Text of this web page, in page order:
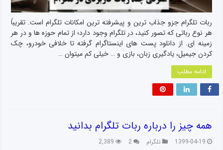
ربات تلگرام جزو جذاب ترین و پیشرفته ترین امکانات تلگرام است. تقریباً
هر نوع رباتی که تصور کنید، در تلگرام وجود دارد؛ از تمام حوزه ها و در هر
زمینه ای. از دانلود پست های اینستاگرام گرفته تا خلافی خودرو، چک
کردن جیمیل، یادگیری زبان، بازی و … خیلی کم میتوان …
ادامه مطلب
همه چیز را درباره ربات تلگرام بدانید
1399-04-19 تلگرام 2
2,389